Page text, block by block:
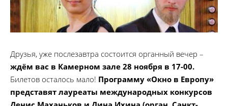
Друзья, уже послезавтра состоится органный вечер –
ждём вас в Камерном зале 28 ноября в 17-00.
Билетов осталось мало! Программу «Окно в Европу»
представят лауреаты международных конкурсов